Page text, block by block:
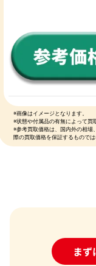
※画像はイメージとなります。
※状態や付属品の有無によって買
※参考買取価格は、国内外の相場
際の買取価格を保証するもので
まず
24時間